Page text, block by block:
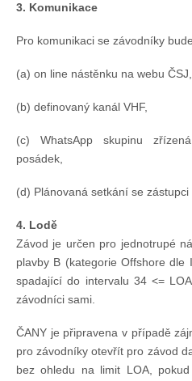
3. Komunikace
Pro komunikaci se závodníky
(a) on line nástěnku na webu ČSJ,
(b) definovaný kanál VHF,
(c) WhatsApp skupinu
posádek,
(d) Plánovaná setkání se zástupci
4. Lodě
Závod je určen pro jednotrupé
plavby B (kategorie Offshore dle
spadající do intervalu 34 <=
závodníci sami.
ČANY je připravena v případě
pro závodníky otevřít pro závod
bez ohledu na limit LOA,